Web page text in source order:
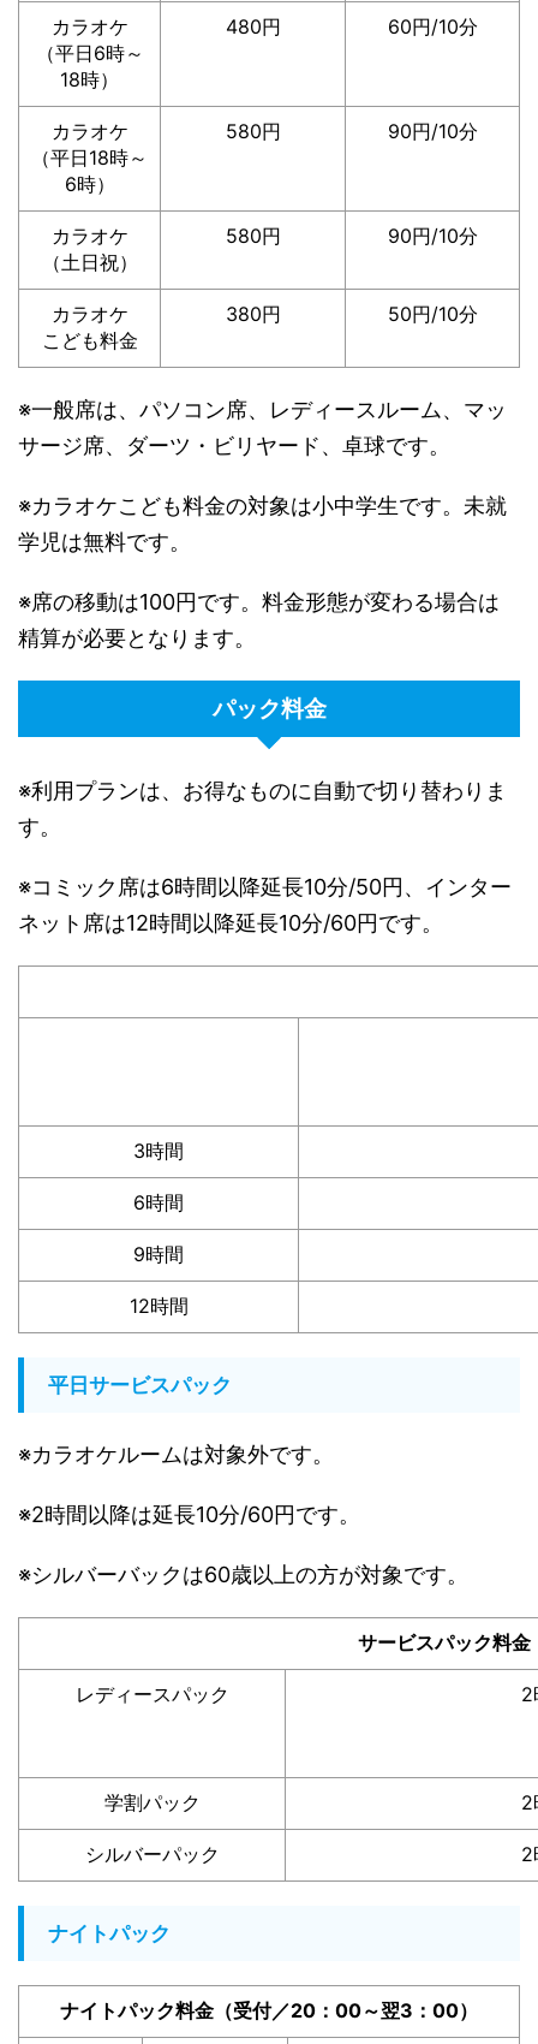
カラオケ
（平日6時～
18時）
480円 60円/10分
カラオケ
（平日18時～
6時）
580円 90円/10分
カラオケ
（土日祝）
580円 90円/10分
カラオケ
こども料金
380円 50円/10分
※一般席は、パソコン席、レディースルーム、マッ
サージ席、ダーツ・ビリヤード、卓球です。
※カラオケこども料金の対象は小中学生です。未就
学児は無料です。
※席の移動は100円です。料金形態が変わる場合は
精算が必要となります。
パック料金
※利用プランは、お得なものに自動で切り替わりま
す。
※コミック席は6時間以降延長10分/50円、インター
ネット席は12時間以降延長10分/60円です。
3時間
6時間
9時間
12時間
平日サービスパック
※カラオケルームは対象外です。
※2時間以降は延長10分/60円です。
※シルバーバックは60歳以上の方が対象です。
サービスパック料金
レディースパック 2
学割パック 2
シルバーパック 2
ナイトパック
ナイトパック料金（受付／20：00～翌3：00）